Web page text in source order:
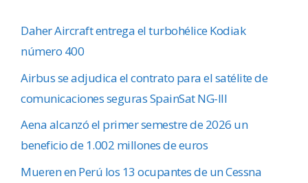
Daher Aircraft entrega el turbohélice Kodiak
número 400
Airbus se adjudica el contrato para el satélite de
comunicaciones seguras SpainSat NG-III
Aena alcanzó el primer semestre de 2026 un
beneficio de 1.002 millones de euros
Mueren en Perú los 13 ocupantes de un Cessna